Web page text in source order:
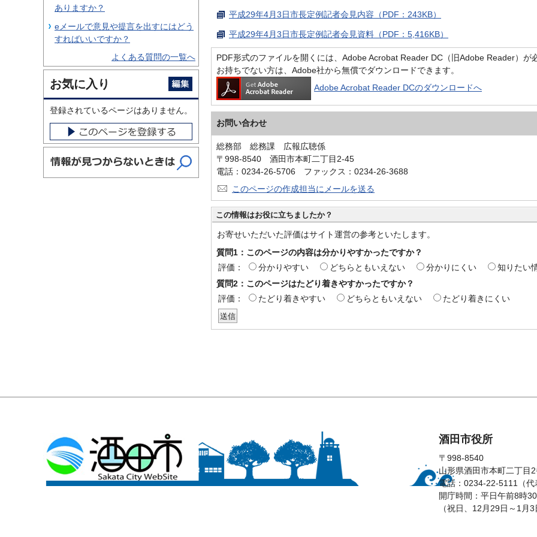
平成29年4月3日市長定例記者会見内容（PDF：243KB）
平成29年4月3日市長定例記者会見資料（PDF：5,416KB）
PDF形式のファイルを開くには、Adobe Acrobat Reader DC（旧Adobe Reader）が
お持ちでない方は、Adobe社から無償でダウンロードできます。
Adobe Acrobat Reader DCのダウンロードへ
お問い合わせ
総務部 総務課 広報広聴係
〒998-8540 酒田市本町二丁目2-45
電話：0234-26-5706 ファックス：0234-26-3688
このページの作成担当にメールを送る
この情報はお役に立ちましたか？
お寄せいただいた評価はサイト運営の参考といたします。
質問1：このページの内容は分かりやすかったですか？
評価：
分かりやすい どちらともいえない 分かりにくい
知りたい
質問2：このページはたどり着きやすかったですか？
評価：
たどり着きやすい どちらともいえない たどり着きにくい
ありますか？
eメールで意見や提言を出すにはどう
すればいいですか？
よくある質問の一覧へ
お気に入り
登録されているページはありません。
酒田市役所
〒998-8540
山形県酒田市本町二丁目
電話：0234-22-5111（代
開庁時間：平日午前8時
（祝日、12月29日～1月3